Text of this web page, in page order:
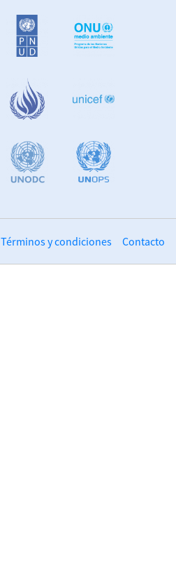
Términos y condiciones Contacto